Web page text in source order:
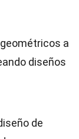
a
diseños
de